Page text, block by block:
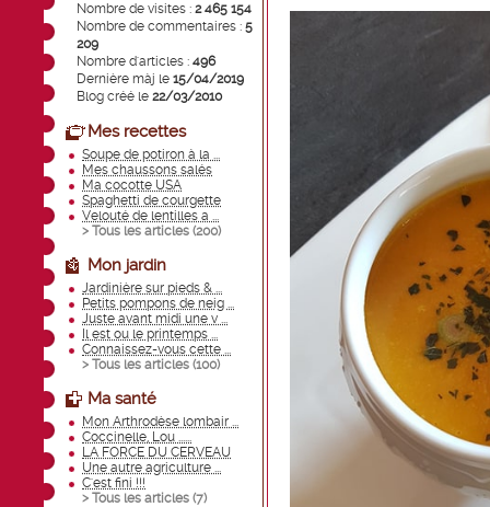
Nombre de visites : 2 465 154
Nombre de commentaires : 5
209
Nombre d'articles : 496
Dernière màj le 15/04/2019
Blog créé le 22/03/2010
Mes recettes
Soupe de potiron à la ...
Mes chaussons salés
Ma cocotte USA
Spaghetti de courgette
Velouté de lentilles a ...
> Tous les articles (200)
Mon jardin
Jardinière sur pieds & ...
Petits pompons de neig ...
Juste avant midi une v ...
Il est ou le printemps ...
Connaissez-vous cette ...
> Tous les articles (100)
Ma santé
Mon Arthrodèse lombair ...
Coccinelle, Lou ......
LA FORCE DU CERVEAU
Une autre agriculture ...
C'est fini !!!
> Tous les articles (7)